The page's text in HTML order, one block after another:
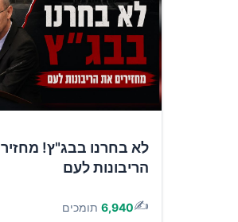
לא בחרנו בבג"ץ!
הריבונות לעם
✍️
6,940 תומכים